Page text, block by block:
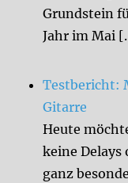
Grundstein
Jahr im Mai
Testbericht:
Gitarre
Heute
keine Delays
ganz